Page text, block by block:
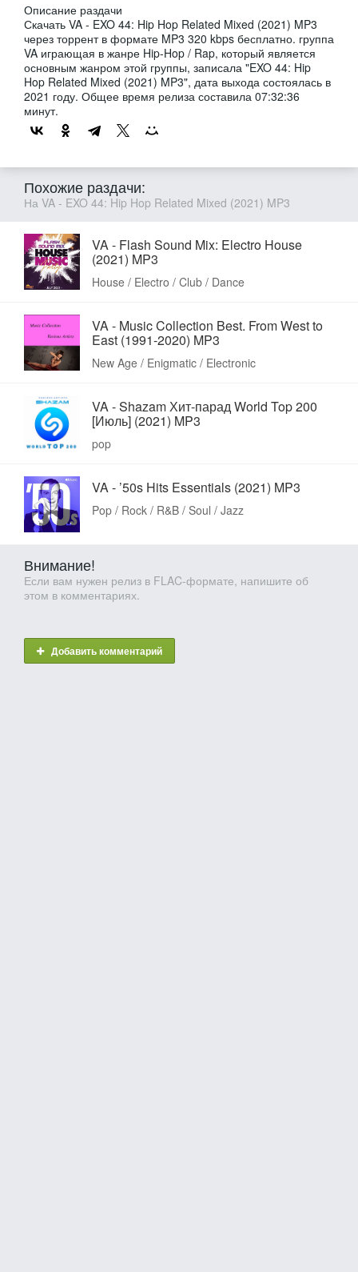
Описание раздачи
Скачать VA - EXO 44: Hip Hop Related Mixed (2021) MP3
через торрент в формате MP3 320 kbps бесплатно. группа
VA играющая в жанре Hip-Hop / Rap, который является
основным жанром этой группы, записала "EXO 44: Hip
Hop Related Mixed (2021) MP3", дата выхода состоялась в
2021 году. Общее время релиза составила 07:32:36
минут.
Похожие раздачи:
На VA - EXO 44: Hip Hop Related Mixed (2021) MP3
VA - Flash Sound Mix: Electro House
(2021) MP3
House / Electro / Club / Dance
VA - Music Collection Best. From West to
East (1991-2020) MP3
New Age / Enigmatic / Electronic
VA - Shazam Хит-парад World Top 200
[Июль] (2021) MP3
pop
VA - ’50s Hits Essentials (2021) MP3
Pop / Rock / R&B / Soul / Jazz
Внимание!
Если вам нужен релиз в FLAC-формате, напишите об
этом в комментариях.
Добавить комментарий